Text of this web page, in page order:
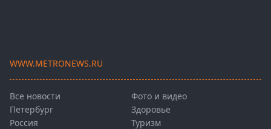
WWW.METRONEWS.RU
Все новости
Петербург
Россия
Фото и видео
Здоровье
Туризм